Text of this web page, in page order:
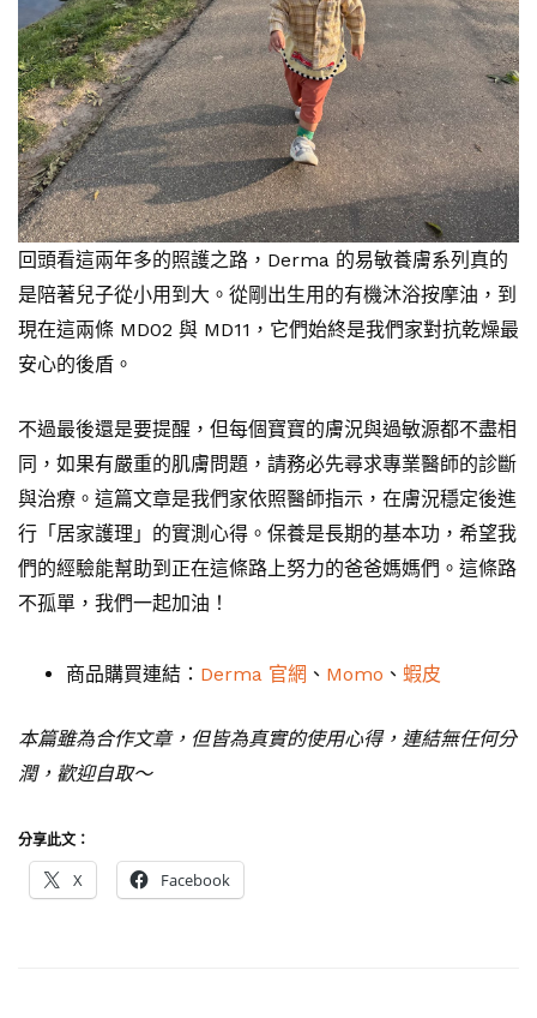
回頭看這兩年多的照護之路，Derma 的易敏養膚系列真的
是陪著兒子從小用到大。從剛出生用的有機沐浴按摩油，到
現在這兩條 MD02 與 MD11，它們始終是我們家對抗乾燥最
安心的後盾。
不過最後還是要提醒，但每個寶寶的膚況與過敏源都不盡相
同，如果有嚴重的肌膚問題，請務必先尋求專業醫師的診斷
與治療。這篇文章是我們家依照醫師指示，在膚況穩定後進
行「居家護理」的實測心得。保養是長期的基本功，希望我
們的經驗能幫助到正在這條路上努力的爸爸媽媽們。這條路
不孤單，我們一起加油！
商品購買連結： Derma 官網 、 Momo 、 蝦皮
本篇雖為合作文章，但皆為真實的使用心得，連結無任何分
潤，歡迎自取～
分享此文：
X Facebook